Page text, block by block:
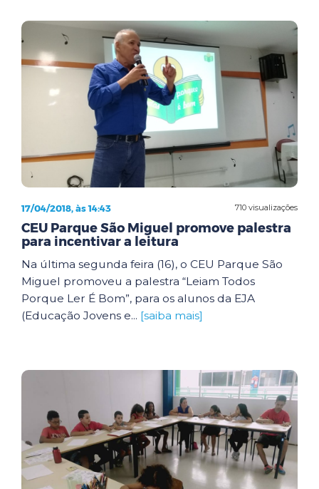
710 visualizações
17/04/2018, às 14:43
CEU Parque São Miguel promove palestra
para incentivar a leitura
Na última segunda feira (16), o CEU Parque São
Miguel promoveu a palestra “Leiam Todos
Porque Ler É Bom”, para os alunos da EJA
(Educação Jovens e... [saiba mais]